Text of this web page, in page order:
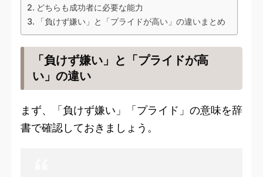
どちらも成功者に必要な能力
「負けず嫌い」と「プライドが高い」の違いまとめ
「負けず嫌い」と「プライドが高
い」の違い
まず、「負けず嫌い」「プライド」の意味を辞
書で確認しておきましょう。